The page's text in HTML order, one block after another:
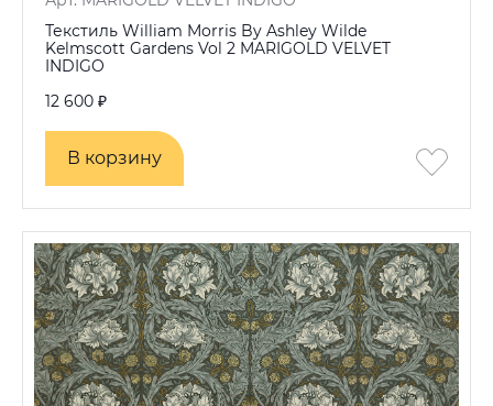
Текстиль William Morris By Ashley Wilde
Kelmscott Gardens Vol 2 MARIGOLD VELVET
INDIGO
12 600 ₽
В корзину
В корзину